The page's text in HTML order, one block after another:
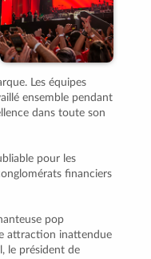
Les équipes
ensemble pendant
dans toute son
pour les
financiers
pop
attraction inattendue
le président de